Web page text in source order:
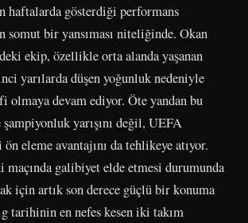
haftalarda gösterdiği performans
somut bir yansıması niteliğinde. Okan
ekip, özellikle orta alanda yaşanan
yarılarda düşen yoğunluk nedeniyle
olmaya devam ediyor. Öte yandan bu
yarışını değil, UEFA
eleme avantajını da tehlikeye atıyor.
maçında galibiyet elde etmesi durumunda
için artık son derece güçlü bir konuma
tarihinin en nefes kesen iki takım